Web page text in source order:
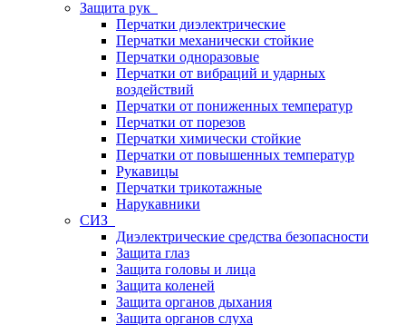
Защита рук
Перчатки диэлектрические
Перчатки механически стойкие
Перчатки одноразовые
Перчатки от вибраций и ударных
воздействий
Перчатки от пониженных температур
Перчатки от порезов
Перчатки химически стойкие
Перчатки от повышенных температур
Рукавицы
Перчатки трикотажные
Нарукавники
СИЗ
Диэлектрические средства безопасности
Защита глаз
Защита головы и лица
Защита коленей
Защита органов дыхания
Защита органов слуха